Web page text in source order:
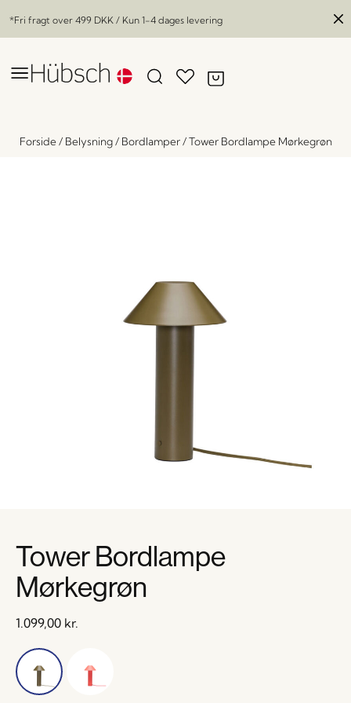
*Fri fragt over 499 DKK / Kun 1-4 dages levering
Forside/ Belysning/ Bordlamper/Tower Bordlampe Mørkegrøn
Tower Bordlampe
Mørkegrøn
1.099,00 kr.